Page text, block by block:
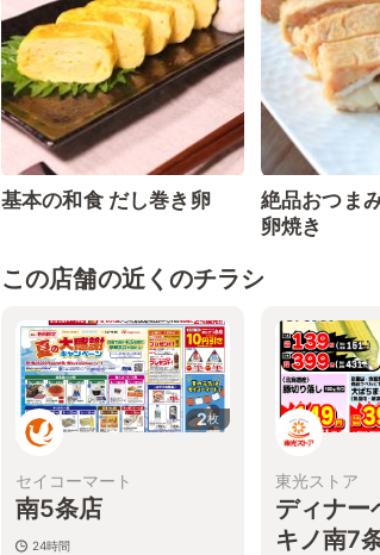
基本の和食 だし巻き卵
絶品おつま
卵焼き
この店舗の近くのチラシ
2枚
セイコーマート
南5条店
24時間
東光ストア
ディナー
キノ南7